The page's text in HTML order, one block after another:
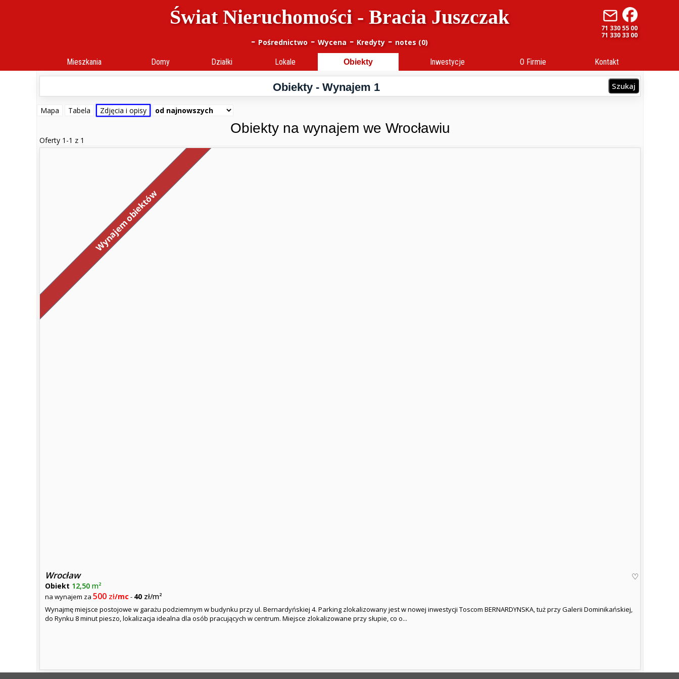
71 330 55 00
71 330 33 00
Świat Nieruchomości - Bracia Juszczak
- Pośrednictwo - Wycena- Kredyty - notes (0)
Mieszkania Domy Działki Lokale Obiekty Inwestycje O Firmie Kontakt
Obiekty - Wynajem 1 Szukaj
Mapa Tabela Zdjęcia i opisy
Obiekty na wynajem we Wrocławiu
Oferty 1-1 z 1
Wynajem obiektów
Wrocław
Obiekt 12,50 m²
na wynajem za 500 zł/mc - 40 zł/m²
Wynajmę miejsce postojowe w garażu podziemnym w budynku przy ul. Bernardyńskiej 4. Parking zlokalizowany jest w nowej inwestycji Toscom BERNARDYNSKA, tuż przy Galerii Dominikańskiej,
do Rynku 8 minut pieszo, lokalizacja idealna dla osób pracujących w centrum. Miejsce zlokalizowane przy słupie, co o...